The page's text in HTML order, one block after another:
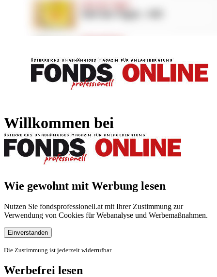
Willkommen bei
Wie gewohnt mit Werbung lesen
Nutzen Sie fondsprofessionell.at mit Ihrer Zustimmung zur
Verwendung von Cookies für Webanalyse und Werbemaßnahmen.
Einverstanden
Die Zustimmung ist jederzeit widerrufbar.
Werbefrei lesen